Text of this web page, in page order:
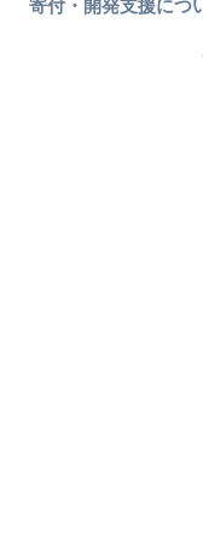
寄付・開発支援につ